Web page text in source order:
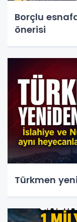
Borçlu
önerisi
Türkmen